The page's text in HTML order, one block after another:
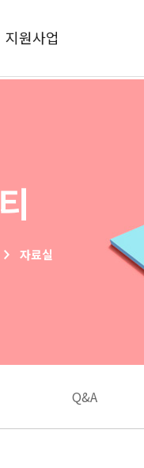
지원사업
자료실
Q&A